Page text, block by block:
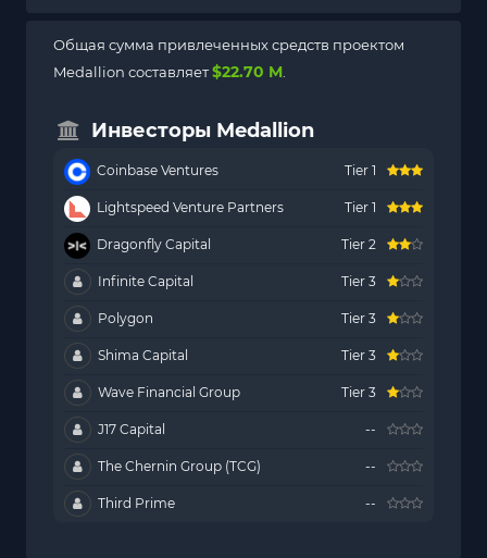
Общая сумма привлеченных средств проектом
Medallion составляет$22.70 M.
Инвесторы Medallion
Coinbase Ventures Tier 1
Lightspeed Venture Partners Tier 1
Dragonfly Capital Tier 2
Infinite Capital Tier 3
Polygon Tier 3
Shima Capital Tier 3
Wave Financial Group Tier 3
J17 Capital --
The Chernin Group (TCG) --
Third Prime --